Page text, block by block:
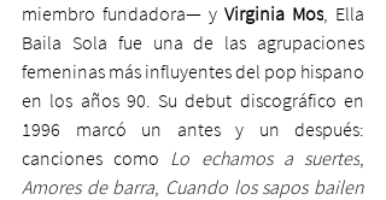
miembro fundadora— y Virginia Mos, Ella
Baila Sola fue una de las agrupaciones
femeninas más influyentes del pop hispano
en los años 90. Su debut discográfico en
1996 marcó un antes y un después:
canciones como Lo echamos a suertes
Amores de barra, Cuando los sapos bailen